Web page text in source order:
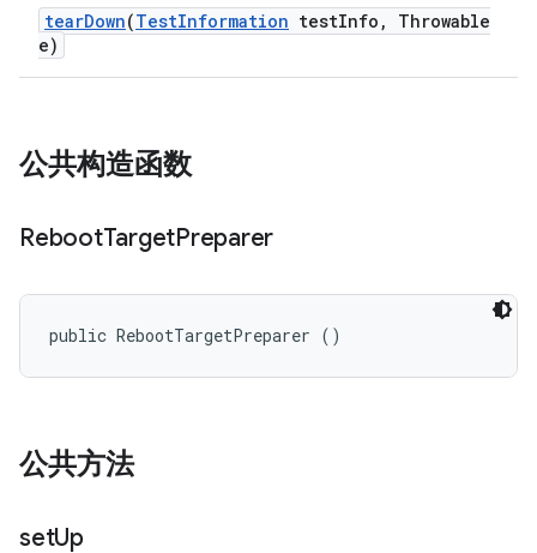
tearDown(TestInformation testInfo ,
Throwable
e)
公共构造函数
RebootTargetPreparer
public RebootTargetPreparer ()
公共方法
setUp